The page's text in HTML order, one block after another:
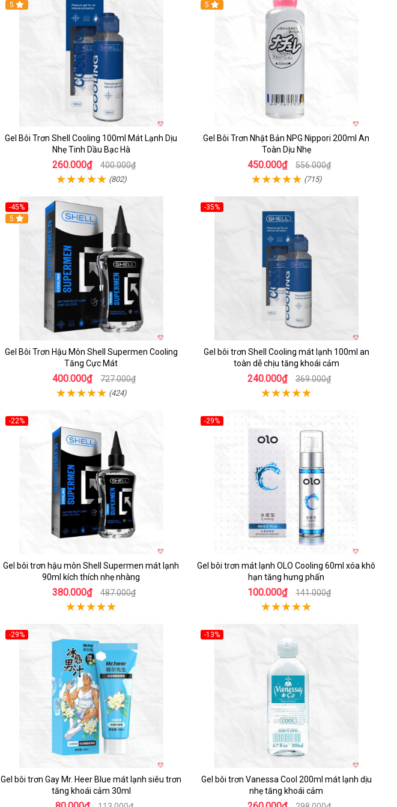
5
Gel Bôi Trơn Shell Cooling 100ml Mát Lạnh Dịu
Nhẹ Tinh Dầu Bạc Hà
260.000₫ 400.000₫
(802)
5
Gel Bôi Trơn Nhật Bản NPG Nippori 200ml An
Toàn Dịu Nhẹ
450.000₫ 556.000₫
(715)
-45%
5
Gel Bôi Trơn Hậu Môn Shell Supermen Cooling
Tăng Cực Mát
400.000₫ 727.000₫
(424)
-35%
Gel bôi trơn Shell Cooling mát lạnh 100ml an
toàn dễ chịu tăng khoái cảm
240.000₫ 369.000₫
-22%
Gel bôi trơn hậu môn Shell Supermen mát lạnh
90ml kích thích nhẹ nhàng
380.000₫ 487.000₫
-29%
Gel bôi trơn mát lạnh OLO Cooling 60ml xóa khô
hạn tăng hưng phấn
100.000₫ 141.000₫
-29%
Gel bôi trơn Gay Mr. Heer Blue mát lạnh siêu trơn
tăng khoái cảm 30ml
-13%
Gel bôi trơn Vanessa Cool 200ml mát lạnh dịu
nhẹ tăng khoái cảm